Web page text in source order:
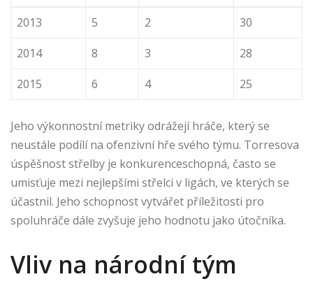
2013 5 2
30
2014
8 3
28
2015
6 4 25
Jeho výkonnostní metriky odrážejí hráče, který se
neustále podílí na ofenzivní hře svého týmu. Torresova
úspěšnost střelby je konkurenceschopná, často se
umisťuje mezi nejlepšími střelci v ligách, ve kterých se
účastnil. Jeho schopnost vytvářet příležitosti pro
spoluhráče dále zvyšuje jeho hodnotu jako útočníka.
Vliv na národní tým